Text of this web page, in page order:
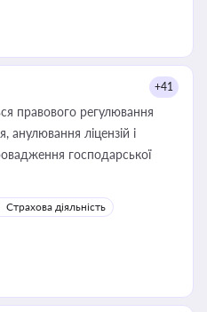
+41
правового регулювання
ліцензій і
господарської
Страхова діяльність